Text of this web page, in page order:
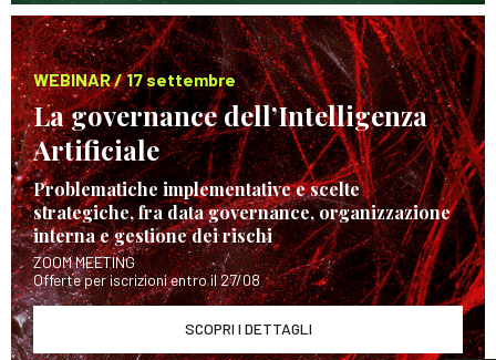
WEBINAR / 17 settembre
La governance dell’Intelligenza
Artificiale
Problematiche implementative e scelte
strategiche, fra data governance, organizzazione
interna e gestione dei rischi
ZOOM MEETING
Offerte per iscrizioni entro il 27/08
SCOPRI I DETTAGLI